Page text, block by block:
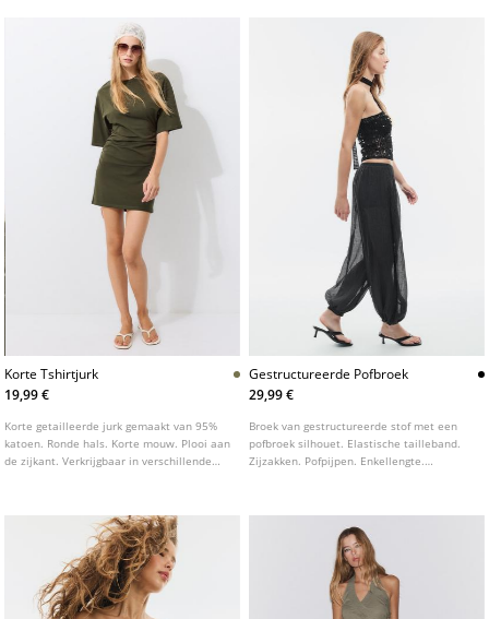
Korte Tshirtjurk
19,99 €
Korte getailleerde jurk gemaakt van 95%
katoen. Ronde hals. Korte mouw. Plooi aan
de zijkant. Verkrijgbaar in verschillende
Gestructureerde Pofbroek
29,99 €
Broek van gestructureerde stof met een
pofbroek silhouet. Elastische tailleband.
Zijzakken. Pofpijpen. Enkellengte.